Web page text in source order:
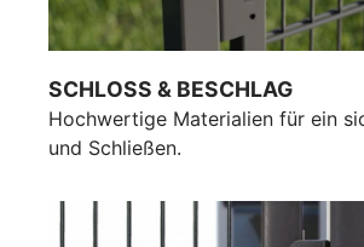
SCHLOSS & BESCHLAG
Hochwertige Materialien für ein
und Schließen.